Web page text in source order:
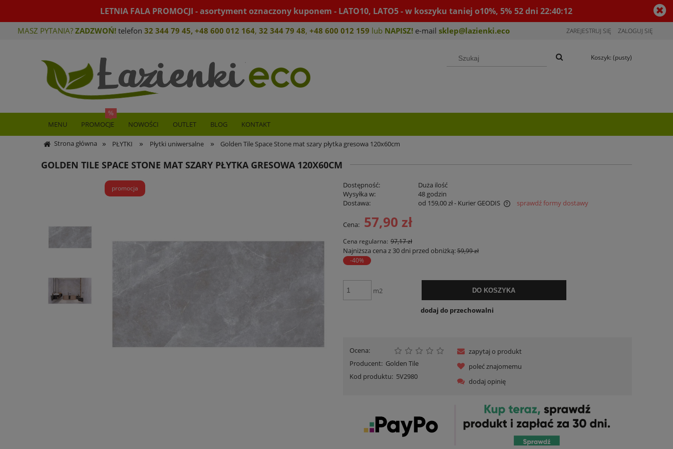
LETNIA FALA PROMOCJI - asortyment oznaczony kuponem - LATO10, LATO5 - w koszyku taniej o10%, 5% 52dni22:40:11
MASZ PYTANIA? ZADZWOŃ! telefon 32 344 79 45, +48 600 012 164, 32 344 79 48, +48 600 012 159 lub NAPISZ! e-mail sklep@lazienki.eco ZAREJESTRUJ SIĘ ZALOGUJ SIĘ
Koszyk: (pusty)
MENU PROMOCJE NOWOŚCI OUTLET BLOG KONTAKT
Strona główna » PŁYTKI » Płytki uniwersalne » Golden Tile Space Stone mat szary płytka gresowa 120x60cm
GOLDEN TILE SPACE STONE MAT SZARY PŁYTKA GRESOWA 120X60CM
promocja Dostępność:
Duża ilość
Wysyłka w:
48 godzin
Dostawa:
od 159,00 zł- Kurier GEODIS
Cena nie zawiera ewentualnych kosztów
sprawdź formy dostawy
Cena: 57,90 zł
Cena regularna: 97,17 zł
Najniższa cena z 30 dni przed obniżką:59,99 zł
-40%
m2 DO KOSZYKA
dodaj do przechowalni
Ocena:
Producent: Golden Tile
Kod produktu: 5V2980
zapytaj o produkt
poleć znajomemu
dodaj opinię